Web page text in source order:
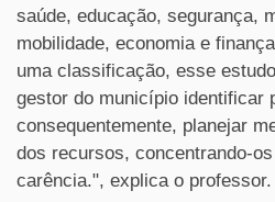
saúde, educação, segurança,
mobilidade, economia e
uma classificação, esse
gestor do município identificar
consequentemente, planejar
dos recursos, concentrando-
carência.", explica o professor.